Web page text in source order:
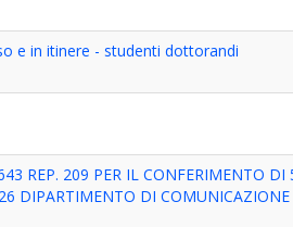
e in itinere - studenti dottorandi
REP. 209 PER IL CONFERIMENTO
DIPARTIMENTO DI COMUNICAZIONE